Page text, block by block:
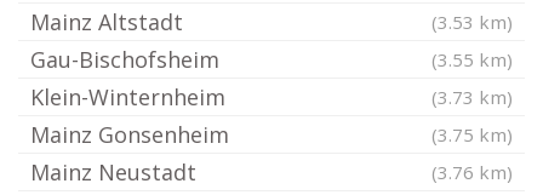
Mainz Altstadt (3.53 km)
Gau-Bischofsheim (3.55 km)
Klein-Winternheim (3.73 km)
Mainz Gonsenheim (3.75 km)
Mainz Neustadt (3.76 km)